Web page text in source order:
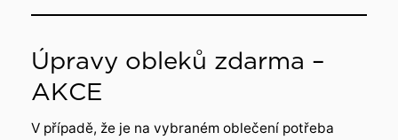
Úpravy obleků zdarma –
AKCE
V případě, že je na vybraném oblečení potřeba